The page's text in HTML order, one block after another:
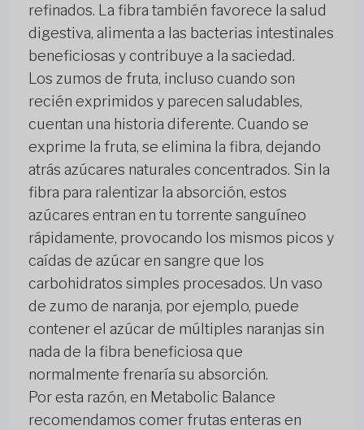
refinados. La fibra también favorece la salud
digestiva, alimenta a las bacterias intestinales
beneficiosas y contribuye a la saciedad.
Los zumos de fruta, incluso cuando son
recién exprimidos y parecen saludables,
cuentan una historia diferente. Cuando se
exprime la fruta, se elimina la fibra, dejando
atrás azúcares naturales concentrados. Sin la
fibra para ralentizar la absorción, estos
azúcares entran en tu torrente sanguíneo
rápidamente, provocando los mismos picos y
caídas de azúcar en sangre que los
carbohidratos simples procesados. Un vaso
de zumo de naranja, por ejemplo, puede
contener el azúcar de múltiples naranjas sin
nada de la fibra beneficiosa que
normalmente frenaría su absorción.
Por esta razón, en Metabolic Balance
recomendamos comer frutas enteras en